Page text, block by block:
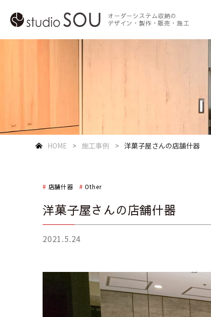
オーダーシステム収納の
デザイン・製作・販売・施工
HOME 施工事例 洋菓子屋さんの店舗什器
店舗什器 Other
洋菓子屋さんの店舗什器
2021.5.24